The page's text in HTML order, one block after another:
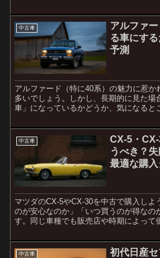
と、...
中古車
アルファ
る車にす
予測
アルファード（特に40系）の魅力に惹か
多いでしょう。しかし、長期的に見た場
車」になっているかどうか、気になると
中古車
CX-5・
うべき？
最適な購
マツダのCX-5やCX-30を中古で購入しよ
のが安心なのか」「いつ買うのが得なの
す。同じ車種でも販売店や時期によって
中古車
初代日産